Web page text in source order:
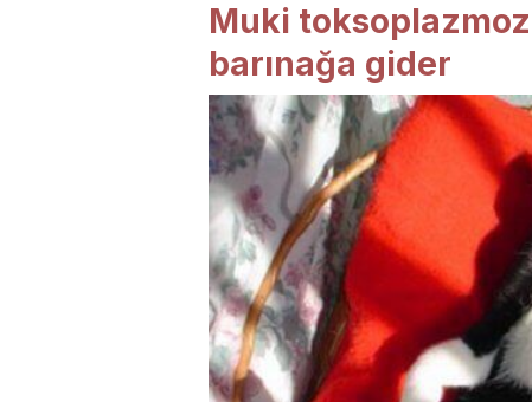
Muki
barınağa gider